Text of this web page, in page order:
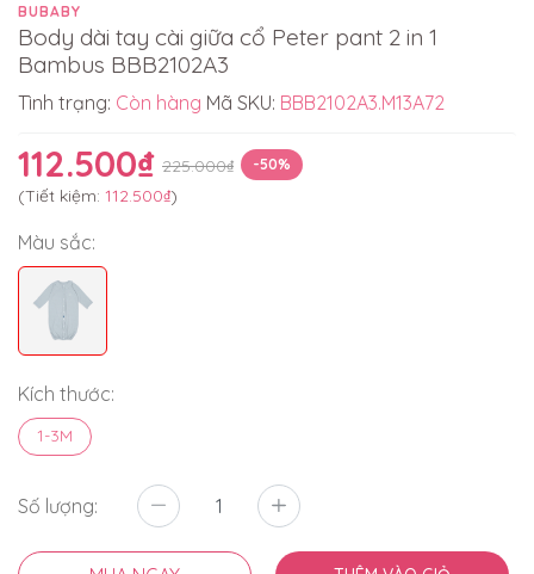
BUBABY
Body dài tay cài giữa cổ Peter pant 2 in 1
Bambus BBB2102A3
Tình trạng: Còn hàng Mã SKU: BBB2102A3.M13A72
112.500₫ 225.000₫ -50%
(Tiết kiệm: 112.500₫)
Màu sắc:
Kích thước:
1-3M
Số lượng: